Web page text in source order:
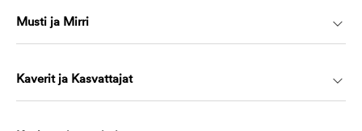
Musti ja Mirri
Kaverit ja Kasvattajat